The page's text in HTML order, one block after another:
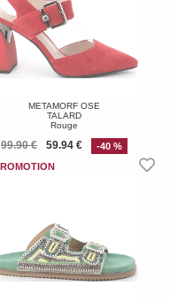
METAMORF OSE
TALARD
Rouge
99.90 € 59.94 € -40 %